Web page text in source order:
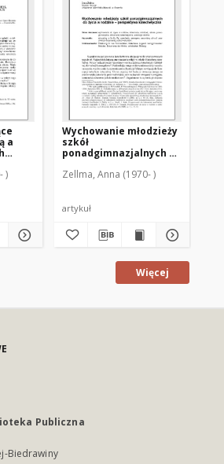
a
)
Wychowanie młodzieży
szkół
ponadgimnazjalnych do
perspektywa
Zellma, Anna (1970- )
artykuł
Więcej
Publiczna
Biedrawiny